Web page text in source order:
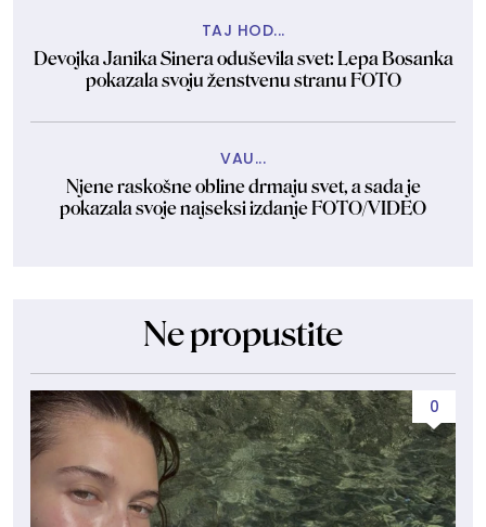
TAJ HOD...
Devojka Janika Sinera oduševila svet: Lepa Bosanka
pokazala svoju ženstvenu stranu FOTO
VAU...
Njene raskošne obline drmaju svet, a sada je
pokazala svoje najseksi izdanje FOTO/VIDEO
Ne propustite
0